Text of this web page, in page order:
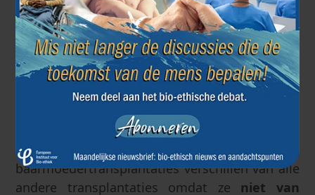
facto in-vitrofertilisatie, met de bekende
problemen (gevolgen voor het koppel, de
gezondheid van de vrouw, de ouder-kindrelatie
die verbroken kan worden door de inbreng van
geslachtscellen van buiten het koppel, het lot
van restembryo's, enz.)
Hieraan moet worden toegevoegd dat, vanuit
het oogpunt van de risico-batenbalans,
baarmoedertransplantaties verschillen van alle
andere transplantaties omdat ze niet van